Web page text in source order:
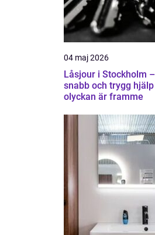
04 maj 2026
Låsjour i Stockholm –
snabb och trygg
olyckan är framme